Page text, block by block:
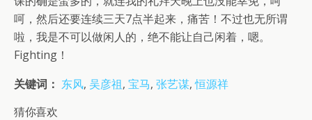
呵，然后还要连续三天7点半起来，痛苦！不过也无所谓
啦，我是不可以做闲人的，绝不能让自己闲着，嗯。
Fighting！
关键词： 东风, 吴彦祖, 宝马, 张艺谋,恒源祥
猜你喜欢